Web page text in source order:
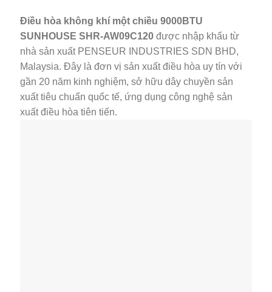
Điều hòa không khí một chiều 9000BTU
SUNHOUSE SHR-AW09C120 được nhập khẩu từ
nhà sản xuất PENSEUR INDUSTRIES SDN BHD,
Malaysia. Đây là đơn vị sản xuất điều hòa uy tín với
gần 20 năm kinh nghiệm, sở hữu dây chuyền sản
xuất tiêu chuẩn quốc tế, ứng dụng công nghệ sản
xuất điều hòa tiên tiến.